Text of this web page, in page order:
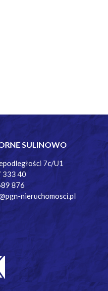
SULINOWO
7c/U1
333 40
876
nieruchomosci.pl